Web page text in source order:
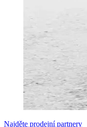
Najděte prodejní partnery